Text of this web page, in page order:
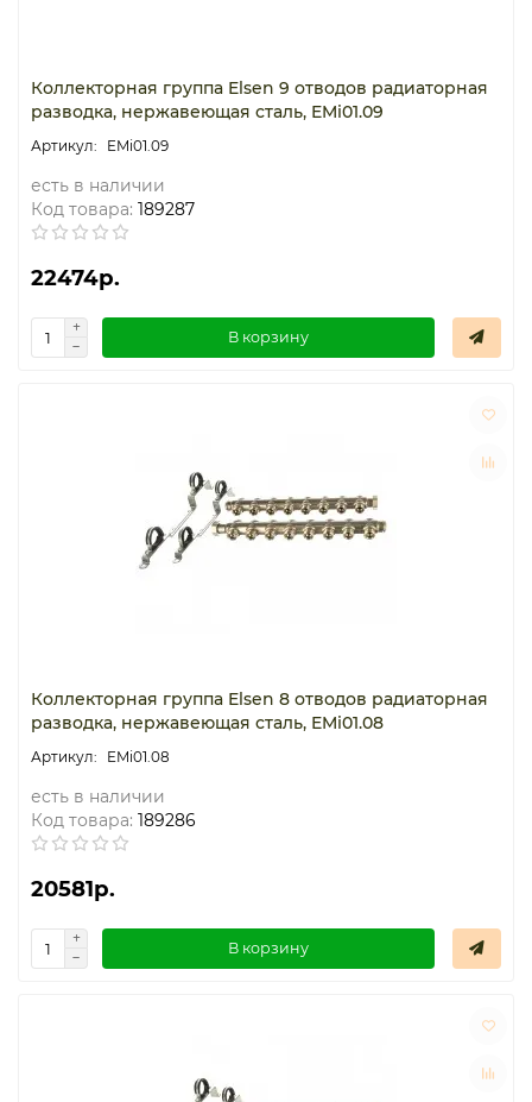
Коллекторная группа Elsen 9 отводов радиаторная
разводка, нержавеющая сталь, EMi01.09
EMi01.09
есть в наличии
Код товара: 189287
22474р.
В корзину
Коллекторная группа Elsen 8 отводов радиаторная
разводка, нержавеющая сталь, EMi01.08
EMi01.08
есть в наличии
Код товара: 189286
20581р.
В корзину